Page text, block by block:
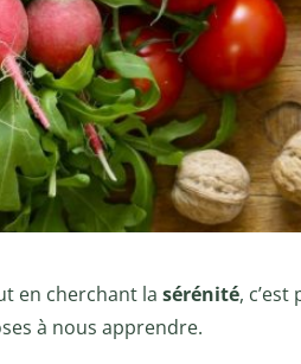
en cherchant lasérénité,
à nous apprendre.